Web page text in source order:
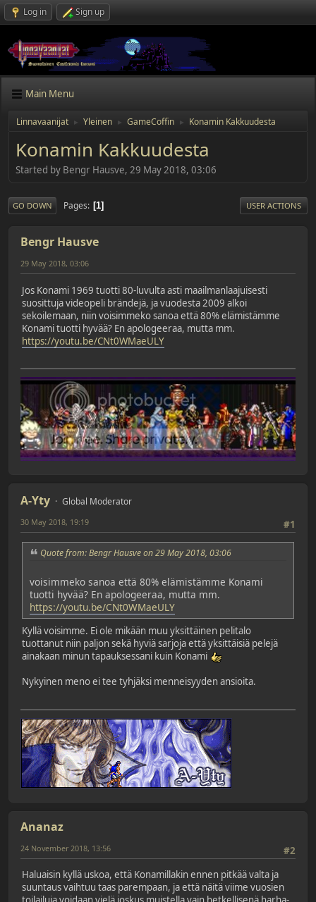
Log in Sign up
Main Menu
Linnavaanijat ► Yleinen ► GameCoffin ► Konamin Kakkuudesta
Konamin Kakkuudesta
Started by Bengr Hausve, 29 May 2018, 03:06
GO DOWN Pages 1 USER ACTIONS
Bengr Hausve
29 May 2018, 03:06
Jos Konami 1969 tuotti 80-luvulta asti maailmanlaajuisesti
suosittuja videopeli brändejä, ja vuodesta 2009 alkoi
sekoilemaan, niin voisimmeko sanoa että 80% elämistämme
Konami tuotti hyvää? En apologeeraa, mutta mm.
https://youtu.be/CNt0WMaeULY
A-Yty Global Moderator
#1
30 May 2018, 19:19
Quote from: Bengr Hausve on 29 May 2018, 03:06
voisimmeko sanoa että 80% elämistämme Konami
tuotti hyvää? En apologeeraa, mutta mm.
https://youtu.be/CNt0WMaeULY
Kyllä voisimme. Ei ole mikään muu yksittäinen pelitalo
tuottanut niin paljon sekä hyviä sarjoja että yksittäisiä pelejä
ainakaan minun tapauksessani kuin Konami
Nykyinen meno ei tee tyhjäksi menneisyyden ansioita.
Ananaz
#2
24 November 2018, 13:56
Haluaisin kyllä uskoa, että Konamillakin ennen pitkää valta ja
suuntaus vaihtuu taas parempaan, ja että näitä viime vuosien